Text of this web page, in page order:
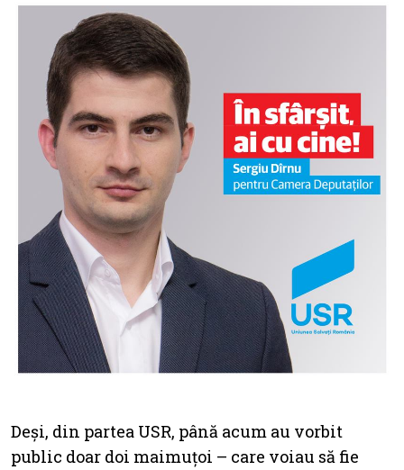
Deși, din partea USR, până acum au vorbit
public doar doi maimuțoi – care voiau să fie